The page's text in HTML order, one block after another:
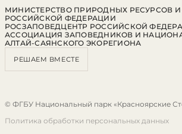
МИНИСТЕРСТВО ПРИРОДНЫХ РЕСУРСОВ И
РОССИЙСКОЙ ФЕДЕРАЦИИ
РОСЗАПОВЕДЦЕНТР РОССИЙСКОЙ
АССОЦИАЦИЯ ЗАПОВЕДНИКОВ И
АЛТАЙ-САЯНСКОГО ЭКОРЕГИОНА
РЕШАЕМ ВМЕСТЕ
© ФГБУ Национальный парк «Красноярские
Политика обработки персональных данных